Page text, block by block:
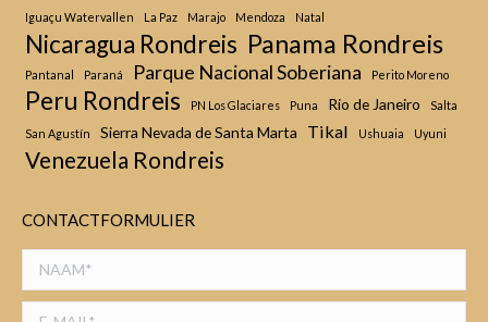
Iguaçu Watervallen
La Paz Marajo Mendoza Natal
Nicaragua Rondreis Panama Rondreis
Pantanal Paraná Parque Nacional Soberiana Perito Moreno
Peru Rondreis PN Los Glaciares Puna Rio de Janeiro
Salta
San Agustín
Sierra Nevada de Santa Marta Tikal Ushuaia Uyuni
Venezuela Rondreis
CONTACTFORMULIER